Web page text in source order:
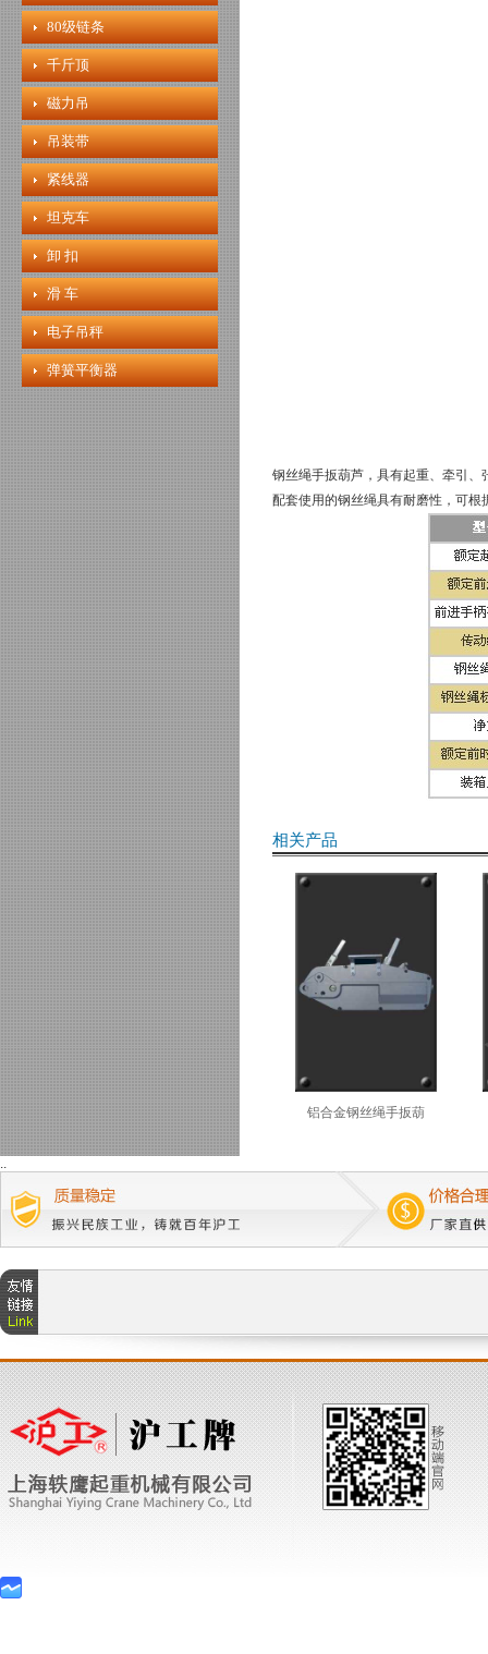
80级链条
千斤顶
磁力吊
吊装带
紧线器
坦克车
卸 扣
滑 车
电子吊秤
弹簧平衡器
钢丝绳手扳葫芦，具有起重、牵引
配套使用的钢丝绳具有耐磨性，可
相关产品
铝合金钢丝绳手扳葫
..